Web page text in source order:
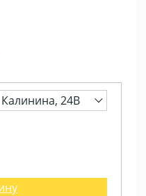
Калинина, 24В